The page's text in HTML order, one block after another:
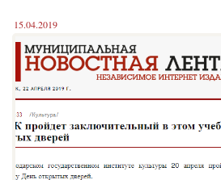
15.04.2019